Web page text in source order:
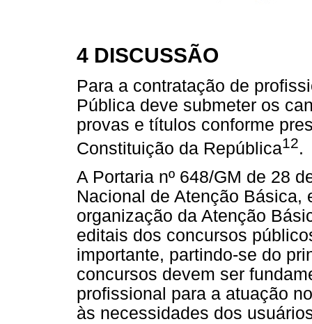
4 DISCUSSÃO
Para a contratação de
Pública deve submeter os
provas e títulos conforme
Constituição da República12.
A Portaria nº 648/GM de 28
Nacional de Atenção Básica,
organização da Atenção
editais dos concursos
importante, partindo-se do
concursos devem ser
profissional para a atuação
às necessidades dos